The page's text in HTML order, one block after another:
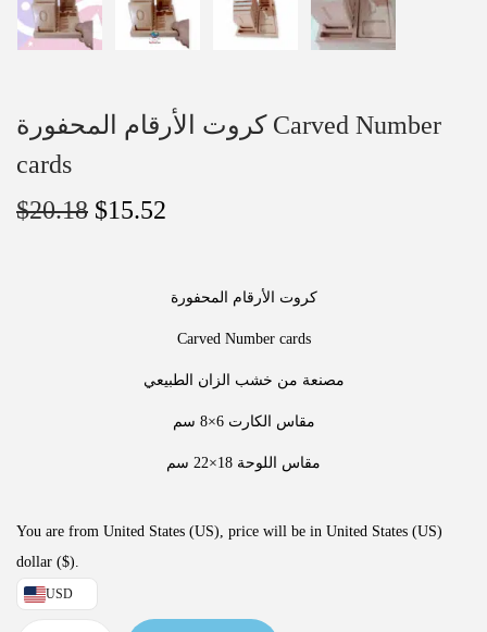
كروت الأرقام المحفورة Carved Number
cards
$20.18 $15.52
كروت الأرقام المحفورة
Carved Number cards
مصنعة من خشب الزان الطبيعي
مقاس الكارت 6×8 سم
مقاس اللوحة 18×22 سم
You are from United States (US), price will be in United States (US)
dollar ($).
USD